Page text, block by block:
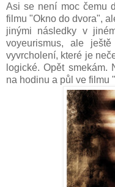
Asi se není moc čemu
filmu "Okno do dvora",
jinými následky v
voyeurismus, ale
vyvrcholení, které je
logické. Opět smekám.
na hodinu a půl ve filmu